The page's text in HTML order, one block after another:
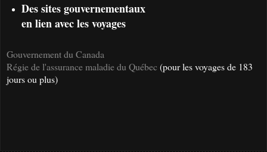
Des sites gouvernementaux
en lien avec les voyages
Gouvernement du Canada
Régie de l'assurance maladie du Québec (pour les voyages de 183
jours ou plus)